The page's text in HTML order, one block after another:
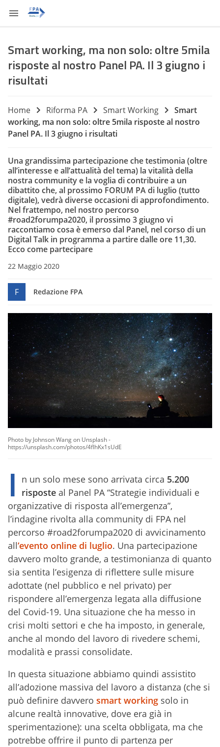
Smart working, ma non solo: oltre 5mila
risposte al nostro Panel PA. Il 3 giugno i
risultati
Home Riforma PA Smart Working
Smart
working, ma non solo: oltre 5mila risposte al nostro
Panel PA. Il 3 giugno i risultati
Una grandissima partecipazione che testimonia (oltre
all’interesse e all’attualità del tema) la vitalità della
nostra community e la voglia di contribuire a un
dibattito che, al prossimo FORUM PA di luglio (tutto
digitale), vedrà diverse occasioni di approfondimento.
Nel frattempo, nel nostro percorso
#road2forumpa2020, il prossimo 3 giugno vi
raccontiamo cosa è emerso dal Panel, nel corso di un
Digital Talk in programma a partire dalle ore 11,30.
Ecco come partecipare
22 Maggio 2020
F Redazione FPA
Photo by Johnson Wang on Unsplash -
https://unsplash.com/photos/4flhKx1sUdE
I n un solo mese sono arrivata circa 5.200
risposte al Panel PA “Strategie individuali e
organizzative di risposta all’emergenza”,
l’indagine rivolta alla community di FPA nel
percorso #road2forumpa2020 di avvicinamento
all’evento online di luglio. Una partecipazione
davvero molto grande, a testimonianza di quanto
sia sentita l’esigenza di riflettere sulle misure
adottate (nel pubblico e nel privato) per
rispondere all’emergenza legata alla diffusione
del Covid-19. Una situazione che ha messo in
crisi molti settori e che ha imposto, in generale,
anche al mondo del lavoro di rivedere schemi,
modalità e prassi consolidate.
In questa situazione abbiamo quindi assistito
all’adozione massiva del lavoro a distanza (che si
può definire davvero smart working solo in
alcune realtà innovative, dove era già in
sperimentazione): una scelta obbligata, ma che
potrebbe offrire il punto di partenza per